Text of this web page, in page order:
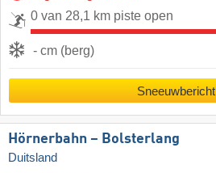
0 van 28,1 km piste open
- cm (berg)
Sneeuwbericht
Hörnerbahn – Bolsterlang
Duitsland